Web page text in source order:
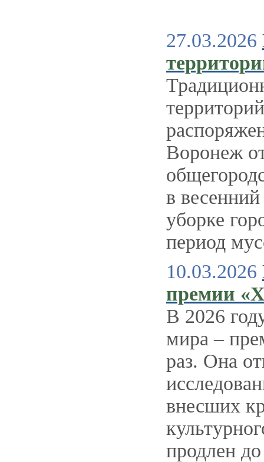
27.03.2026
Воронеж
в
уборке
период
10.03.2026
премии
В 2026
мира –
раз. Она
внесших
продлен